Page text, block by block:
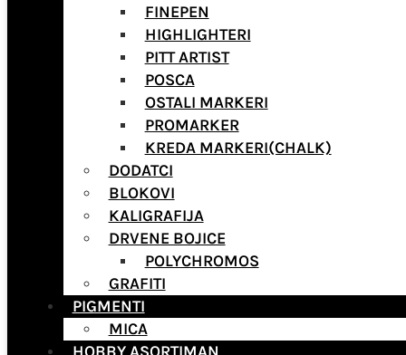
FINEPEN
HIGHLIGHTERI
PITT ARTIST
POSCA
OSTALI MARKERI
PROMARKER
KREDA MARKERI(CHALK)
DODATCI
BLOKOVI
KALIGRAFIJA
DRVENE BOJICE
POLYCHROMOS
GRAFITI
PIGMENTI
MICA